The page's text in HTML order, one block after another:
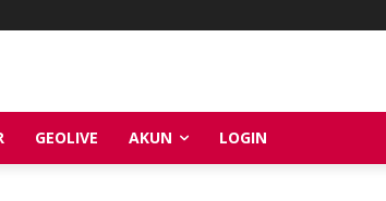
GEOLIVE AKUN LOGIN